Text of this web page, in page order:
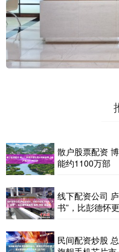
散户股票配资
能约1100万部
线下配资公司
书”，比彭德怀
民间配资炒股